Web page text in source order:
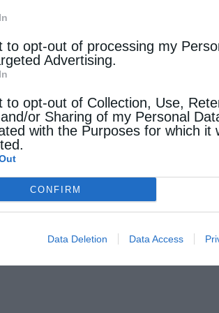
to opt-out of processing my
Advertising.
to opt-out of Collection, Use,
or Sharing of my Personal
with the Purposes for which it
CONFIRM
Data Deletion Data Access
Κόντογλου
της ακτινοβολία.
στον αύλειο χώρο της
και φιλανθρωπική
την εκκλησιαστική ζωή,
της, αναγνωρίζοντας το